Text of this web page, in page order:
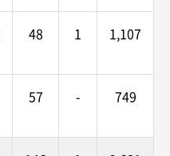
48 1 1,107
57 - 749